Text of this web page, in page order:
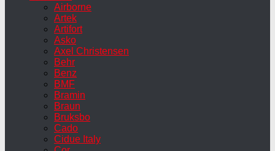
Airborne
Artek
Artifort
Asko
Axel Christensen
Behr
Benz
BMF
Bramin
Braun
Bruksbo
Cado
Cidue Italy